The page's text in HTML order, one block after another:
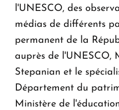
l'UNESCO, des
médias de différents
permanent de la
auprès de l'UNESCO,
Stepanian et le
Département du
Ministère de